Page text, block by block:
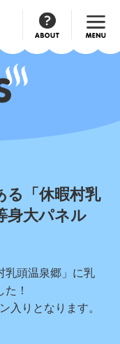
る「休暇村乳
身大パネル
乳頭温泉郷」に乳
！
入りとなります。